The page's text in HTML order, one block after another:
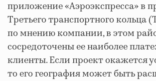
приложение «Аэроэкспресса» в
Третьего транспортного кольца
по мнению компании, в этом
сосредоточены ее наиболее
клиенты. Если проект окажется
то его география может быть